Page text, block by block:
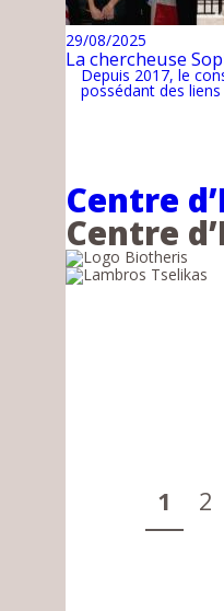
29/08/2025
La chercheuse
Depuis 2017, le
possédant des
Centre
Centre
1 2